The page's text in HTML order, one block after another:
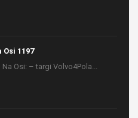
Osi 1197
Osi: – targi Volvo4Pola...